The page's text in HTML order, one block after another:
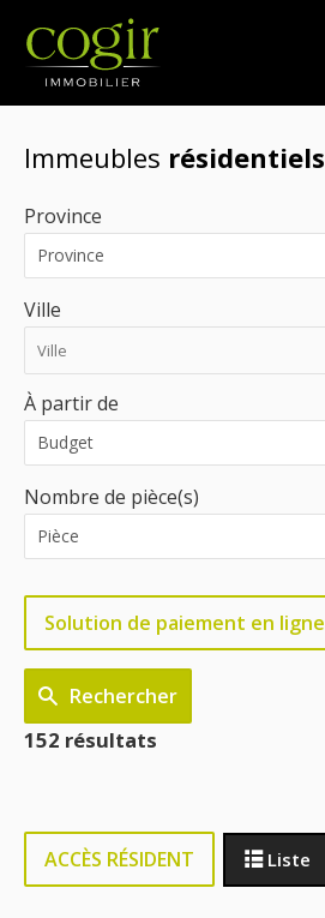
Emplois
Immeubles résidentiels
Province
Ville
À partir de
Nombre de pièce(s)
Solution de paiement en ligne
Rechercher
152 résultats
ACCÈS RÉSIDENT Liste